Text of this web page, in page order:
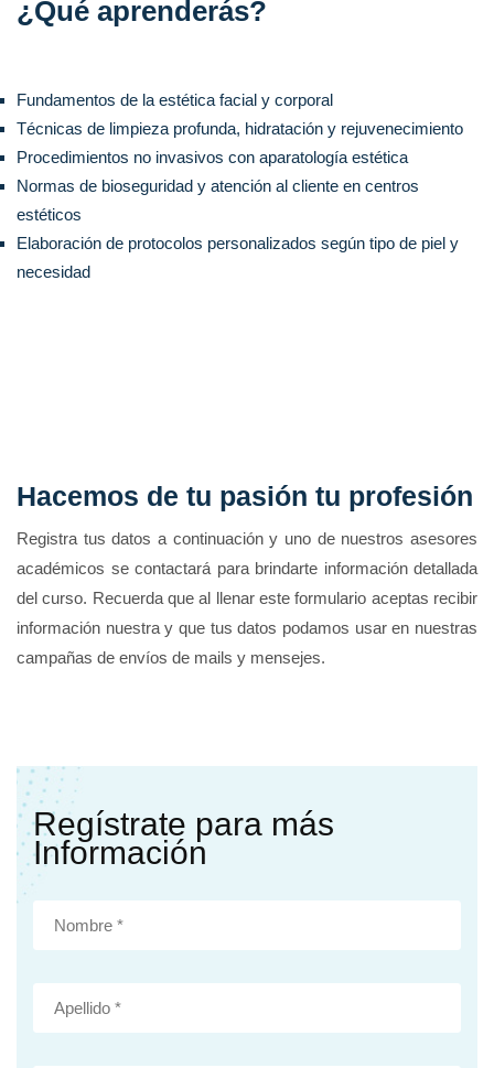
¿Qué aprenderás?
Fundamentos de la estética facial y corporal
Técnicas de limpieza profunda, hidratación y rejuvenecimiento
Procedimientos no invasivos con aparatología estética
Normas de bioseguridad y atención al cliente en centros
estéticos
Elaboración de protocolos personalizados según tipo de piel y
necesidad
Hacemos de tu pasión tu profesión
Registra tus datos a continuación y uno de nuestros asesores
académicos se contactará para brindarte información detallada
del curso. Recuerda que al llenar este formulario aceptas recibir
información nuestra y que tus datos podamos usar en nuestras
campañas de envíos de mails y mensejes.
Regístrate para más
Información